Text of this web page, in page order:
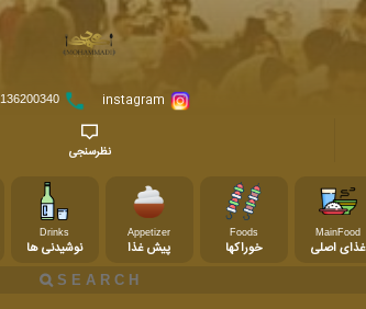
02136200340
نظرسنجی
MainFood
غذای اصلی
Foods
خوراکها
Appetizer
پیش غذا
Drinks
نوشیدنی ها